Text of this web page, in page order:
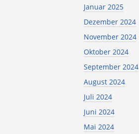
Januar 2025
Dezember 2024
November 2024
Oktober 2024
September 2024
August 2024
Juli 2024
Juni 2024
Mai 2024